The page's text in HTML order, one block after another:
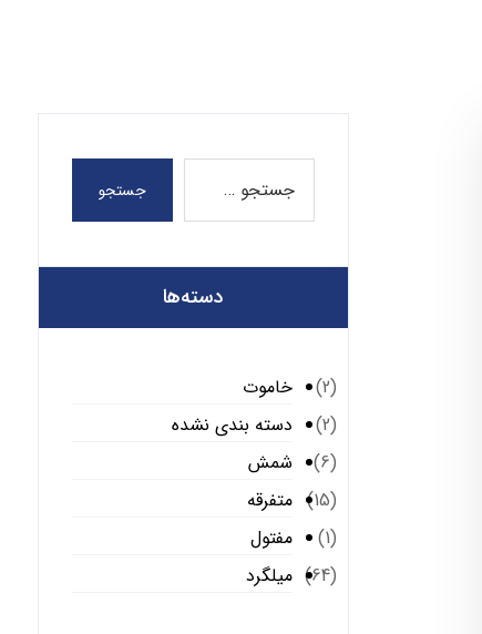
جستجو
دسته‌ها
خاموت
(2)
دسته بندی نشده
(2)
شمش
(6)
متفرقه
(15)
مفتول
(1)
میلگرد
(64)